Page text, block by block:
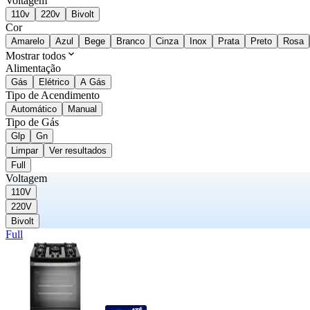
110v 220v Bivolt
Cor
Amarelo Azul Bege Branco Cinza Inox Prata Preto Rosa
Mostrar todos
Alimentação
Gás Elétrico A Gás
Tipo de Acendimento
Automático Manual
Tipo de Gás
Glp
Gn
Limpar
Ver resultados
Full
Voltagem
110V
220V
Bivolt
Full